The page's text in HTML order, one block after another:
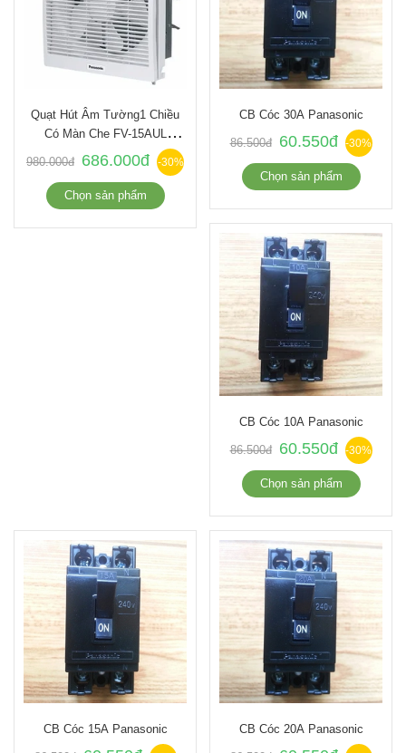
Quạt Hút Âm Tường1 Chiều
Có Màn Che FV-15AUL
Panasonic
980.000đ 686.000đ -30%
Chọn sản phẩm
CB Cóc 30A Panasonic
86.500đ 60.550đ -30%
Chọn sản phẩm
CB Cóc 10A Panasonic
86.500đ 60.550đ -30%
Chọn sản phẩm
CB Cóc 15A Panasonic CB Cóc 20A Panasonic